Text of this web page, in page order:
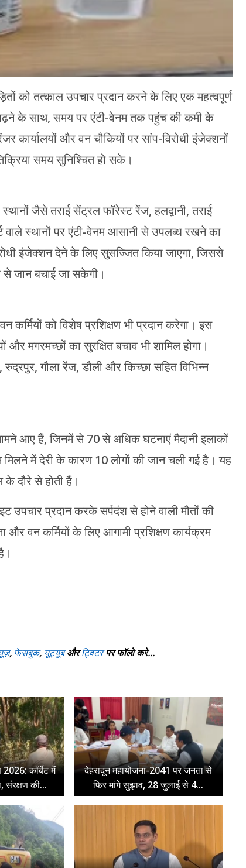
को तत्काल उपचार प्रदान करने के लिए एक महत्वपूर्ण
के साथ, समय पर एंटी-वेनम तक पहुंच की कमी के
कार्यालयों और वन चौकियों पर सांप-विरोधी इंजेक्शनों
समय सुनिश्चित हो सके।
जैसे तराई सेंट्रल फॉरेस्ट रेंज, हलद्वानी, तराई
वाले स्थानों पर एंटी-वेनम आसानी से उपलब्ध रखने का
इंजेक्शन देने के लिए सुसज्जित किया जाएगा, जिससे
जान बचाई जा सकेगी।
को विशेष प्रशिक्षण भी प्रदान करेगा। इस
और मगरमच्छों का सुरक्षित बचाव भी शामिल होगा।
गौला रेंज, डौली और किच्छा सहित विभिन्न
आए हैं, जिनमें से 70 से अधिक घटनाएं मैदानी इलाकों
में देरी के कारण 10 लोगों की जान चली गई है। यह
दौरे से होती हैं।
प्रदान करके सर्पदंश से होने वाली मौतों की
वन कर्मियों के लिए आगामी प्रशिक्षण कार्यक्रम
, फेसबुक, यूट्यूबऔरट्विटरपर फॉलो करे...
2026: कॉर्बेट में
संरक्षण की...
देहरादून महायोजना-2041 पर जनता से
फिर मांगे सुझाव, 28 जुलाई से 4...